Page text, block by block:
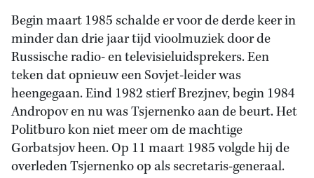
Begin maart 1985 schalde er voor de derde keer in
minder dan drie jaar tijd vioolmuziek door de
Russische radio- en televisieluidsprekers. Een
teken dat opnieuw een Sovjet-leider was
heengegaan. Eind 1982 stierf Brezjnev, begin 1984
Andropov en nu was Tsjernenko aan de beurt. Het
Politburo kon niet meer om de machtige
Gorbatsjov heen. Op 11 maart 1985 volgde hij de
overleden Tsjernenko op als secretaris-generaal.